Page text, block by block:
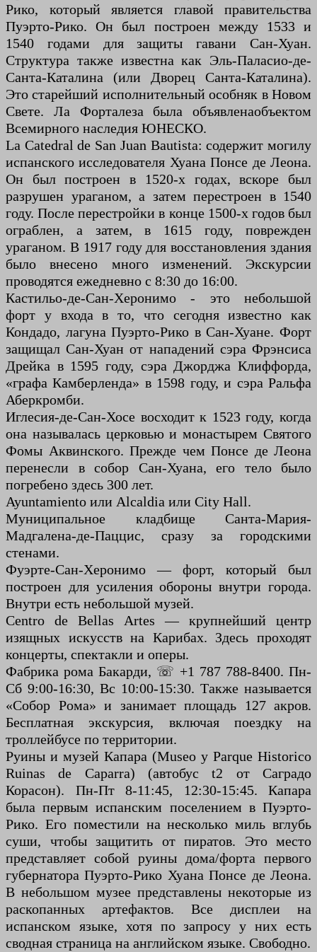
Рико, который является главой правительства
Пуэрто-Рико. Он был построен между 1533 и
1540 годами для защиты гавани Сан-Хуан.
Структура также известна как Эль-Паласио-де-
Санта-Каталина (или Дворец Санта-Каталина).
Это старейший исполнительный особняк в Новом
Свете. Ла Форталеза была объявлена ​​объектом
Всемирного наследия ЮНЕСКО.
La Catedral de San Juan Bautista: содержит могилу
испанского исследователя Хуана Понсе де Леона.
Он был построен в 1520-х годах, вскоре был
разрушен ураганом, а затем перестроен в 1540
году. После перестройки в конце 1500-х годов был
ограблен, а затем, в 1615 году, поврежден
ураганом. В 1917 году для восстановления здания
было внесено много изменений. Экскурсии
проводятся ежедневно с 8:30 до 16:00.
Кастильо-де-Сан-Херонимо - это небольшой
форт у входа в то, что сегодня известно как
Кондадо, лагуна Пуэрто-Рико в Сан-Хуане. Форт
защищал Сан-Хуан от нападений сэра Фрэнсиса
Дрейка в 1595 году, сэра Джорджа Клиффорда,
«графа Камберленда» в 1598 году, и сэра Ральфа
Аберкромби.
Иглесия-де-Сан-Хосе восходит к 1523 году, когда
она называлась церковью и монастырем Святого
Фомы Аквинского. Прежде чем Понсе де Леона
перенесли в собор Сан-Хуана, его тело было
погребено здесь 300 лет.
Ayuntamiento или Alcaldia или City Hall.
Муниципальное кладбище Санта-Мария-
Мадгалена-де-Паццис, сразу за городскими
стенами.
Фуэрте-Сан-Херонимо — форт, который был
построен для усиления обороны внутри города.
Внутри есть небольшой музей.
Centro de Bellas Artes — крупнейший центр
изящных искусств на Карибах. Здесь проходят
концерты, спектакли и оперы.
Фабрика рома Бакарди, ☏ +1 787 788-8400. Пн-
Сб 9:00-16:30, Вс 10:00-15:30. Также называется
«Собор Рома» и занимает площадь 127 акров.
Бесплатная экскурсия, включая поездку на
троллейбусе по территории.
Руины и музей Капара (Museo y Parque Historico
Ruinas de Caparra) (автобус t2 от Саградо
Корасон). Пн-Пт 8-11:45, 12:30-15:45. Капара
была первым испанским поселением в Пуэрто-
Рико. Его поместили на несколько миль вглубь
суши, чтобы защитить от пиратов. Это место
представляет собой руины дома/форта первого
губернатора Пуэрто-Рико Хуана Понсе де Леона.
В небольшом музее представлены некоторые из
раскопанных артефактов. Все дисплеи на
испанском языке, хотя по запросу у них есть
сводная страница на английском языке. Свободно.